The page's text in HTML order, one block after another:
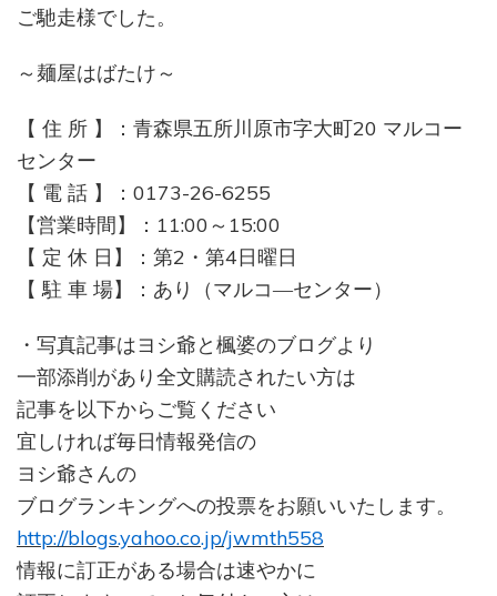
ご馳走様でした。
～麺屋はばたけ～
【 住 所 】：青森県五所川原市字大町20 マルコー
センター
【 電 話 】：0173-26-6255
【営業時間】：11:00～15:00
【 定 休 日】：第2・第4日曜日
【 駐 車 場】：あり（マルコ―センター）
・写真記事はヨシ爺と楓婆のブログより
一部添削があり全文購読されたい方は
記事を以下からご覧ください
宜しければ毎日情報発信の
ヨシ爺さんの
ブログランキングへの投票をお願いいたします。
http://blogs.yahoo.co.jp/jwmth558
情報に訂正がある場合は速やかに